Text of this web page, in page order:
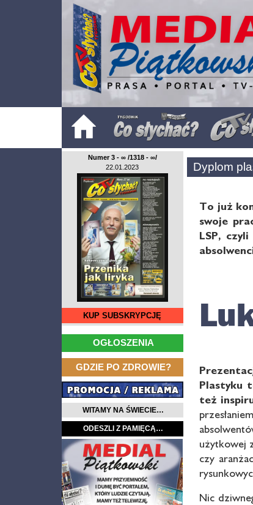
Numer 3 - ∞ /1318 - ∞/
22.01.2023
KUP SUBSKRYPCJĘ
OGŁOSZENIA
GDZIE PO ZDROWIE?
WITAMY NA ŚWIECIE…
ODESZLI Z PAMIĘCĄ…
Dyplom
To już
swoje
LSP,
Plastyku
też
użytkowej
czy
Nic